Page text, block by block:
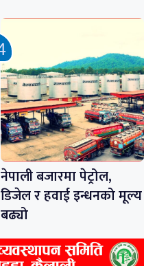
नेपाली बजारमा पेट्रोल,
डिजेल र हवाई इन्धनको मूल्य
बढ्यो